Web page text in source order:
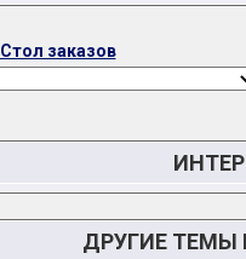
Стол заказов
ДРУГИЕ ТЕМЫ